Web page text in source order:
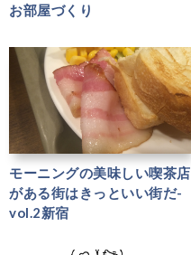
お部屋づくり
モーニングの美味しい喫茶店
がある街はきっといい街だ-
vol.2新宿